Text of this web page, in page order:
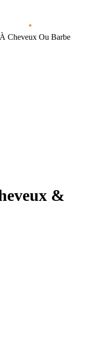
Cheveux Ou Barbe
&